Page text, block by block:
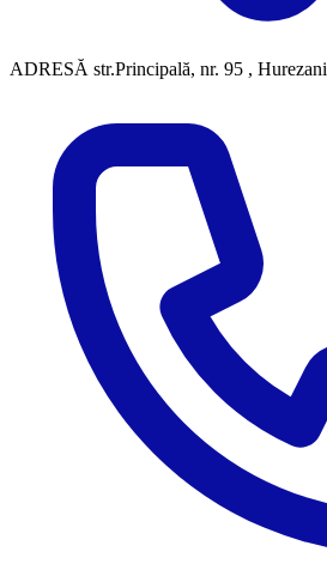
ADRESĂ str.Principală, nr. 95 , Hurezani